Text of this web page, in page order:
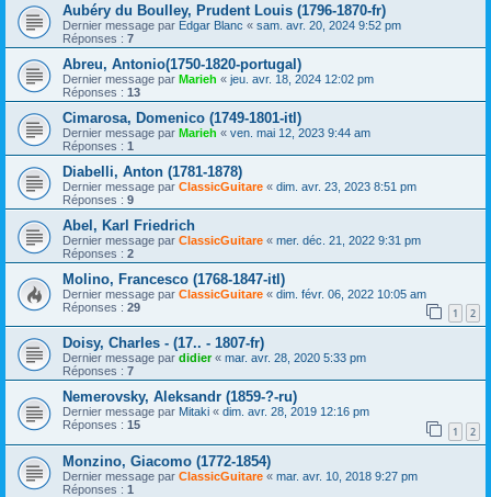
Aubéry du Boulley, Prudent Louis (1796-1870-fr)
Dernier message par Edgar Blanc « sam. avr. 20, 2024 9:52 pm
Réponses : 7
Abreu, Antonio(1750-1820-portugal)
Dernier message par Marieh « jeu. avr. 18, 2024 12:02 pm
Réponses : 13
Cimarosa, Domenico (1749-1801-itl)
Dernier message par Marieh « ven. mai 12, 2023 9:44 am
Réponses : 1
Diabelli, Anton (1781-1878)
Dernier message par ClassicGuitare « dim. avr. 23, 2023 8:51 pm
Réponses : 9
Abel, Karl Friedrich
Dernier message par ClassicGuitare « mer. déc. 21, 2022 9:31 pm
Réponses : 2
Molino, Francesco (1768-1847-itl)
Dernier message par ClassicGuitare « dim. févr. 06, 2022 10:05 am
Réponses : 29 1 2
Doisy, Charles - (17.. - 1807-fr)
Dernier message par didier« mar. avr. 28, 2020 5:33 pm
Réponses : 7
Nemerovsky, Aleksandr (1859-?-ru)
Dernier message par Mitaki « dim. avr. 28, 2019 12:16 pm
Réponses : 15 1 2
Monzino, Giacomo (1772-1854)
Dernier message par ClassicGuitare « mar. avr. 10, 2018 9:27 pm
Réponses : 1